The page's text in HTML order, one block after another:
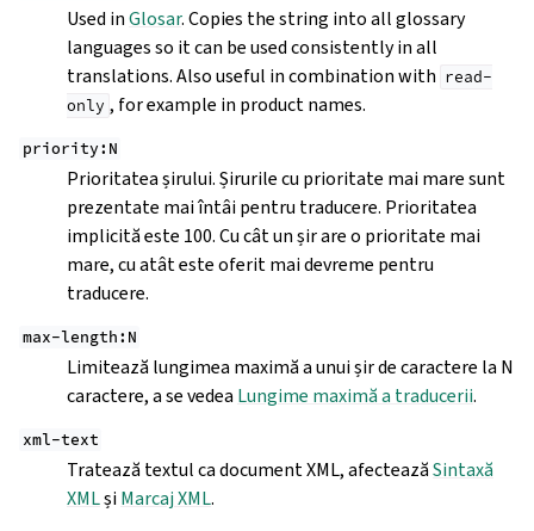
Used inGlosar. Copies the string into all glossary
languages so it can be used consistently in all
translations. Also useful in combination with read-
only , for example in product names.
priority:N
Prioritatea șirului. Șirurile cu prioritate mai mare sunt
prezentate mai întâi pentru traducere. Prioritatea
implicită este 100. Cu cât un șir are o prioritate mai
mare, cu atât este oferit mai devreme pentru
traducere.
max-length:N
Limitează lungimea maximă a unui șir de caractere la N
caractere, a se vedea Lungime maximă a traducerii.
xml-text
Tratează textul ca document XML, afecteazăSintaxă
XMLșiMarcaj XML.